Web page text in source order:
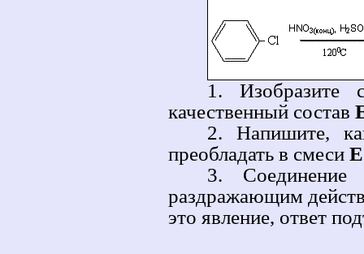
1. Изобразите
качественный состав
2. Напишите,
преобладать в смеси E
3.
раздражающим
это явление, ответ